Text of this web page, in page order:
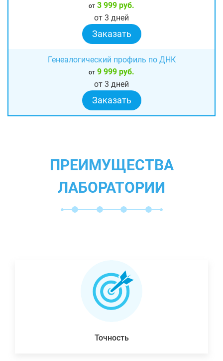
от 3 999 руб.
от 3 дней
Заказать
Генеалогический профиль по ДНК
от 9 999 руб.
от 3 дней
Заказать
ПРЕИМУЩЕСТВА
ЛАБОРАТОРИИ
Точность